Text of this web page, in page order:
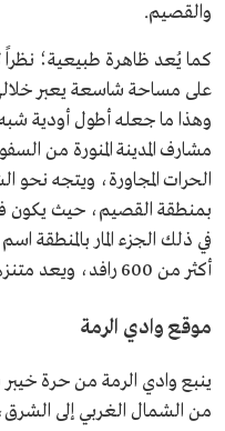
والقصيم.
كما يُعد ظاهرة طبيعية؛
على مساحة شاسعة يعبر
وهذا ما جعله أطول أودية
مشارف المدينة المنورة من
الحرات المجاورة، ويتجه نحو
بمنطقة القصيم، حيث يكون
في ذلك الجزء المار
أكثر من 600 رافد، ويعد متنزهاً عاماً لأهالي القصيم.
موقع وادي الرمة
ينبع وادي الرمة من حرة
من الشمال الغربي إلى